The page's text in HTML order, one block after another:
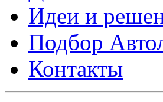
Идеи и
Подбор
Контакты